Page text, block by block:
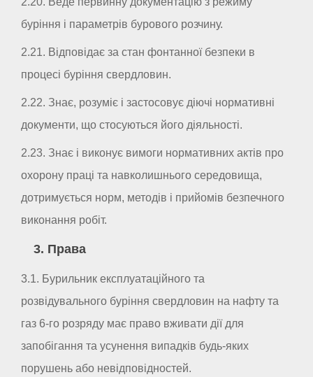
буріння і параметрів бурового розчину.
2.21. Відповідає за стан фонтанної безпеки в
процесі буріння свердловин.
2.22. Знає, розуміє і застосовує діючі нормативні
документи, що стосуються його діяльності.
2.23. Знає і виконує вимоги нормативних актів про
охорону праці та навколишнього середовища,
дотримується норм, методів і прийомів безпечного
виконання робіт.
3. Права
3.1. Бурильник експлуатаційного та
розвідувального буріння свердловин на нафту та
газ 6-го розряду має право вживати дії для
запобігання та усунення випадків будь-яких
порушень або невідповідностей.